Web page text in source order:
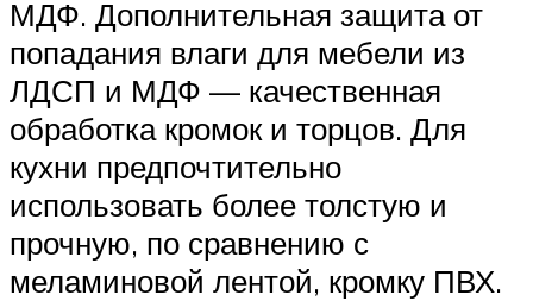
МДФ. Дополнительная защита от
попадания влаги для мебели из
ЛДСП и МДФ — качественная
обработка кромок и торцов. Для
кухни предпочтительно
использовать более толстую и
прочную, по сравнению с
меламиновой лентой, кромку ПВХ.